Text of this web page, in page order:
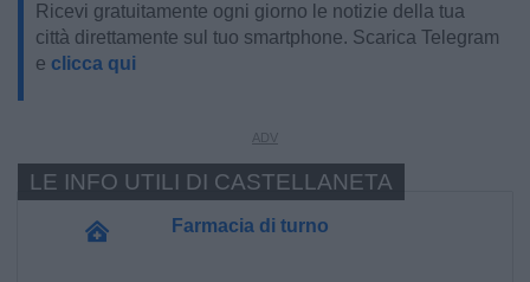
Ricevi gratuitamente ogni giorno le notizie della tua
città direttamente sul tuo smartphone. Scarica Telegram
e clicca qui
Farmacia di turno
LE INFO UTILI DI CASTELLANETA